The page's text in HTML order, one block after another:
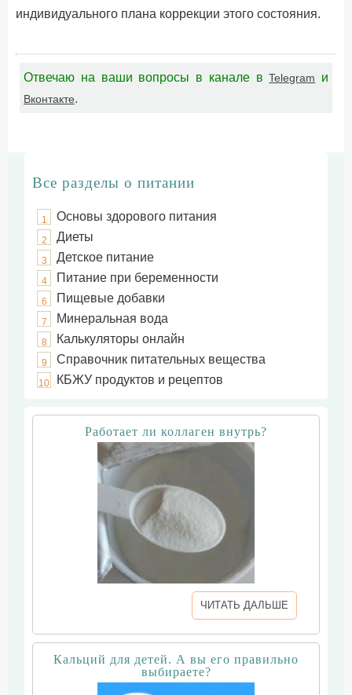
индивидуального плана коррекции этого состояния.
Отвечаю на ваши вопросы в канале вTelegram и
Вконтакте.
Все разделы о питании
1 Основы здорового питания
2 Диеты
3 Детское питание
4 Питание при беременности
6 Пищевые добавки
7 Минеральная вода
8 Калькуляторы онлайн
9 Справочник питательных вещества
10 КБЖУ продуктов и рецептов
Работает ли коллаген внутрь?
ЧИТАТЬ ДАЛЬШЕ
Кальций для детей. А вы его правильно
выбираете?